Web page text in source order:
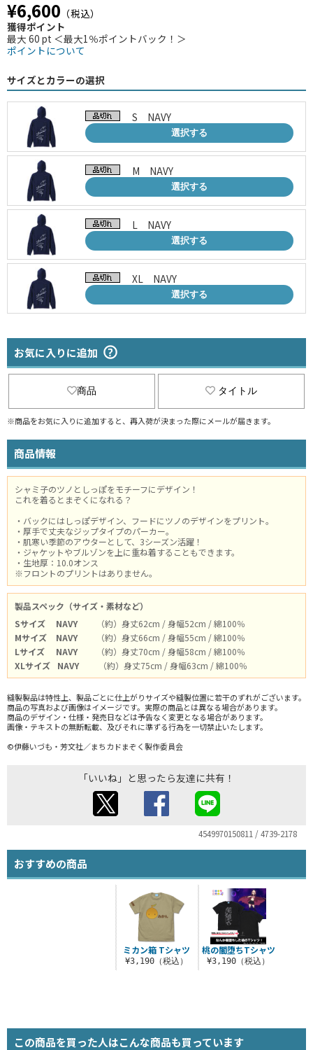
¥6,600 （税込）
獲得ポイント
最大 60 pt ＜最大1％ポイントバック！＞
ポイントについて
サイズとカラーの選択
S NAVY
選択する
M NAVY
選択する
L NAVY
選択する
XL NAVY
選択する
お気に入りに追加
商品 タイトル
※商品をお気に入りに追加すると、再入荷が決まった際にメールが届きます。
商品情報
シャミ子のツノとしっぽをモチーフにデザイン！
これを着るとまぞくになれる？
・バックにはしっぽデザイン、フードにツノのデザインをプリント。
・厚手で丈夫なジップタイプのパーカー。
・肌寒い季節のアウターとして、3シーズン活躍！
・ジャケットやブルゾンを上に重ね着することもできます。
・生地厚：10.0オンス
※フロントのプリントはありません。
製品スペック（サイズ・素材など）
Sサイズ
NAVY
（約）身丈62cm / 身幅52cm / 綿100％
Mサイズ
NAVY
（約）身丈66cm / 身幅55cm / 綿100％
Lサイズ
NAVY
（約）身丈70cm / 身幅58cm / 綿100％
XLサイズ
NAVY （約）身丈75cm / 身幅63cm / 綿100％
縫製製品は特性上、製品ごとに仕上がりサイズや縫製位置に若干のずれがございます。
商品の写真および画像はイメージです。実際の商品とは異なる場合があります。
商品のデザイン・仕様・発売日などは予告なく変更となる場合があります。
画像・テキストの無断転載、及びそれに準ずる行為を一切禁止いたします。
©伊藤いづも・芳文社／まちカドまぞく製作委員会
「いいね」と思ったら友達に共有！
4549970150811 / 4739-2178
おすすめの商品
ミカン箱 Tシャツ
¥3,190（税込）
桃の闇堕ちTシャツ
¥3,190（税込）
この商品を買った人はこんな商品も買っています